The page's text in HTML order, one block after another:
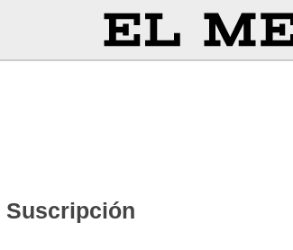
Suscripción